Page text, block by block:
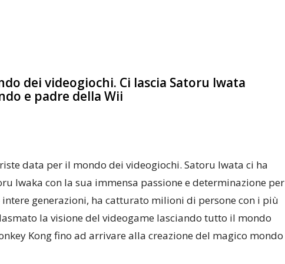
dei videogiochi. Ci lascia Satoru Iwata
e padre della Wii
data per il mondo dei videogiochi. Satoru Iwata ci ha
Iwaka con la sua immensa passione e determinazione per
generazioni, ha catturato milioni di persone con i più
la visione del videogame lasciando tutto il mondo
Kong fino ad arrivare alla creazione del magico mondo